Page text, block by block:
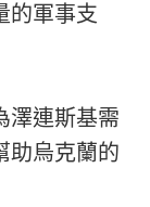
的軍事支
澤連斯基需
助烏克蘭的